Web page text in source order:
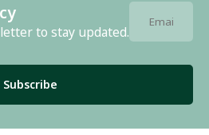
to stay updated.
Subscribe